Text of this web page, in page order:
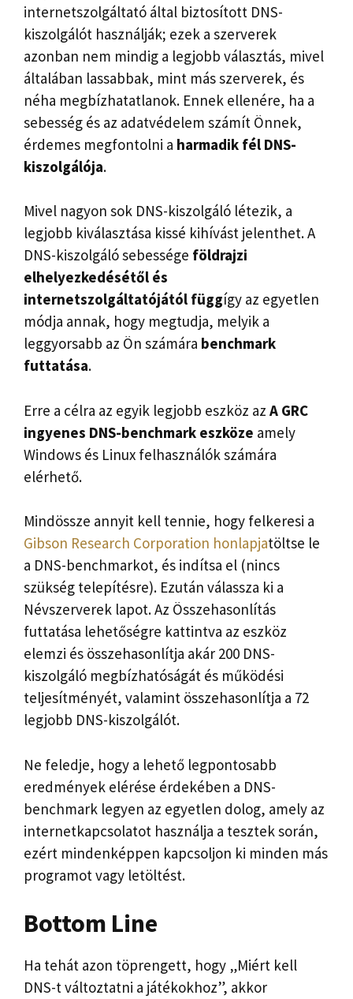
internetszolgáltató által biztosított DNS-
kiszolgálót használják; ezek a szerverek
azonban nem mindig a legjobb választás, mivel
általában lassabbak, mint más szerverek, és
néha megbízhatatlanok. Ennek ellenére, ha a
sebesség és az adatvédelem számít Önnek,
érdemes megfontolni a harmadik fél DNS-
kiszolgálója.
Mivel nagyon sok DNS-kiszolgáló létezik, a
legjobb kiválasztása kissé kihívást jelenthet. A
DNS-kiszolgáló sebessége földrajzi
elhelyezkedésétől és
internetszolgáltatójától függígy az egyetlen
módja annak, hogy megtudja, melyik a
leggyorsabb az Ön számára benchmark
futtatása.
Erre a célra az egyik legjobb eszköz az A GRC
ingyenes DNS-benchmark eszköze amely
Windows és Linux felhasználók számára
elérhető.
Mindössze annyit kell tennie, hogy felkeresi a
Gibson Research Corporation honlapjatöltse le
a DNS-benchmarkot, és indítsa el (nincs
szükség telepítésre). Ezután válassza ki a
Névszerverek lapot. Az Összehasonlítás
futtatása lehetőségre kattintva az eszköz
elemzi és összehasonlítja akár 200 DNS-
kiszolgáló megbízhatóságát és működési
teljesítményét, valamint összehasonlítja a 72
legjobb DNS-kiszolgálót.
Ne feledje, hogy a lehető legpontosabb
eredmények elérése érdekében a DNS-
benchmark legyen az egyetlen dolog, amely az
internetkapcsolatot használja a tesztek során,
ezért mindenképpen kapcsoljon ki minden más
programot vagy letöltést.
Bottom Line
Ha tehát azon töprengett, hogy „Miért kell
DNS-t változtatni a játékokhoz”, akkor